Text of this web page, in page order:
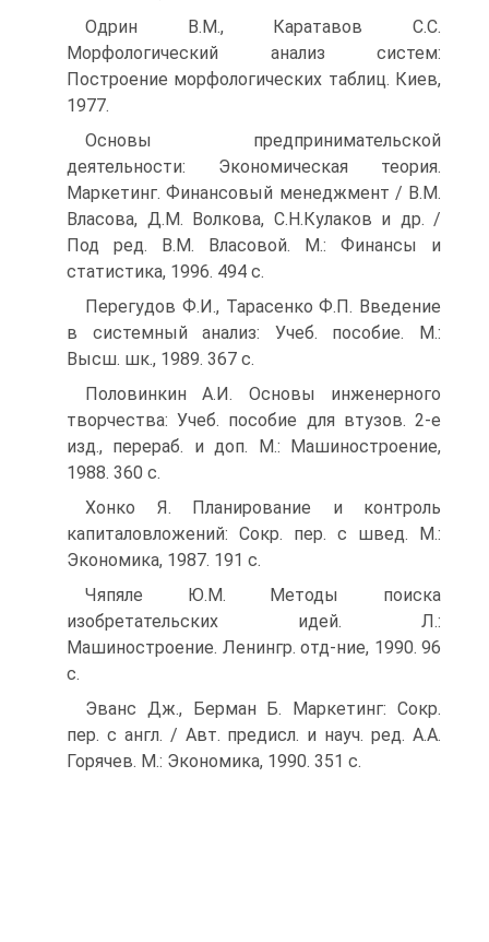
Одрин В.М., Каратавов С.С.
Морфологический анализ систем:
Построение морфологических таблиц. Киев,
1977.
Основы предпринимательской
деятельности: Экономическая теория.
Маркетинг. Финансовый менеджмент / В.М.
Власова, Д.М. Волкова, С.Н.Кулаков и др. /
Под ред. В.М. Власовой. М.: Финансы и
статистика, 1996. 494 с.
Перегудов Ф.И., Тарасенко Ф.П. Введение
в системный анализ: Учеб. пособие. М.:
Высш. шк., 1989. 367 с.
Половинкин А.И. Основы инженерного
творчества: Учеб. пособие для втузов. 2-е
изд., перераб. и доп. М.: Машиностроение,
1988. 360 с.
Хонко Я. Планирование и контроль
капиталовложений: Сокр. пер. с швед. М.:
Экономика, 1987. 191 с.
Чяпяле Ю.М. Методы поиска
изобретательских идей. Л.:
Машиностроение. Ленингр. отд-ние, 1990. 96
с.
Эванс Дж., Берман Б. Маркетинг: Сокр.
пер. с англ. / Авт. предисл. и науч. ред. А.А.
Горячев. М.: Экономика, 1990. 351 с.